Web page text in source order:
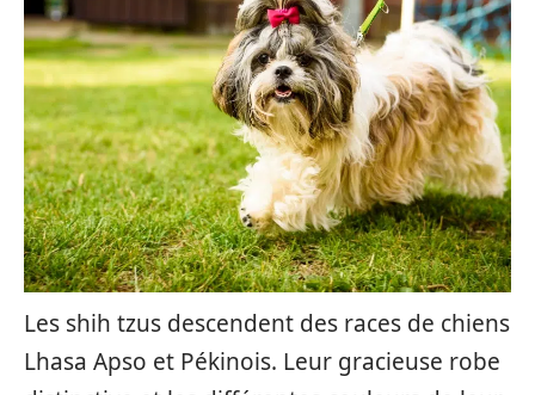
Les shih tzus descendent des races de chiens
Lhasa Apso et Pékinois. Leur gracieuse robe